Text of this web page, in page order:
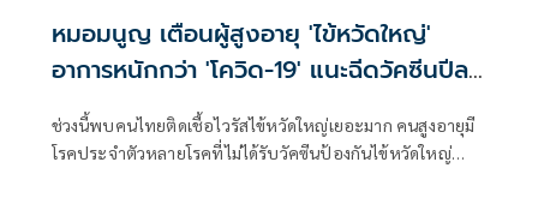
หมอมนูญ เตือนผู้สูงอายุ 'ไข้หวัดใหญ่'
อาการหนักกว่า 'โควิด-19' แนะฉีดวัคซีนปีละ
เข็ม ลดรุนแรง
ช่วงนี้พบคนไทยติดเชื้อไวรัสไข้หวัดใหญ่เยอะมาก คนสูงอายุมี
โรคประจำตัวหลายโรคที่ไม่ได้รับวัคซีนป้องกันไข้หวัดใหญ่